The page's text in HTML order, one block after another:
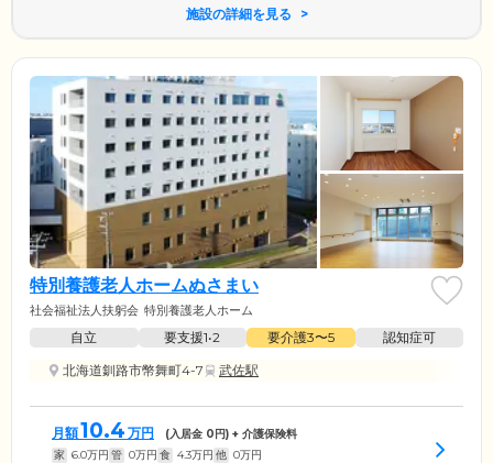
施設の詳細を見る
特別養護老人ホームぬさまい
社会福祉法人扶躬会 特別養護老人ホーム
自立 要支援1•2 要介護3〜5
認知症可
北海道釧路市幣舞町4-7
武佐駅
月額10.4 万円 (入居金 0円) + 介護保険料
家 6.0万円 管 0万円 食 4.3万円 他 0万円